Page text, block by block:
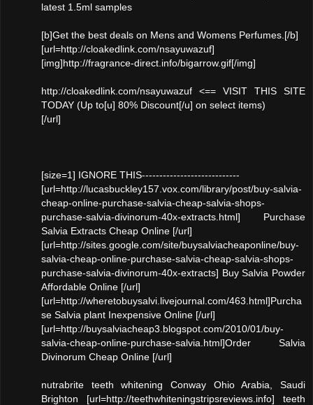
latest 1.5ml samples
[b]Get the best deals on Mens and Womens Perfumes.[/b]
[url=http://cloakedlink.com/nsayuwazuf]
[img]http://fragrance-direct.info/bigarrow.gif[/img]
http://cloakedlink.com/nsayuwazuf <== VISIT THIS SITE
TODAY (Up to[u] 80% Discount[/u] on select items)
[/url]
[size=1] IGNORE THIS----------------------------
[url=http://lucasbuckley157.vox.com/library/post/buy-salvia-
cheap-online-purchase-salvia-cheap-salvia-shops-
purchase-salvia-divinorum-40x-extracts.html] Purchase
Salvia Extracts Cheap Online [/url]
[url=http://sites.google.com/site/buysalviacheaponline/buy-
salvia-cheap-online-purchase-salvia-cheap-salvia-shops-
purchase-salvia-divinorum-40x-extracts] Buy Salvia Powder
Affordable Online [/url]
[url=http://wheretobuysalvi.livejournal.com/463.html]Purcha
se Salvia plant Inexpensive Online [/url]
[url=http://buysalviacheap3.blogspot.com/2010/01/buy-
salvia-cheap-online-purchase-salvia.html]Order Salvia
Divinorum Cheap Online [/url]
nutrabrite teeth whitening Conway Ohio Arabia, Saudi
Brighton [url=http://teethwhiteningstripsreviews.info] teeth